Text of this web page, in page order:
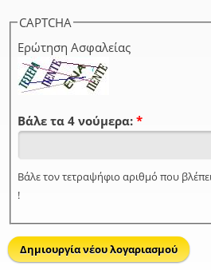
CAPTCHA
Ερώτηση Ασφαλείας
Βάλε τα 4 νούμερα: *
Βάλε τον τετραψήφιο αριθμό που
!